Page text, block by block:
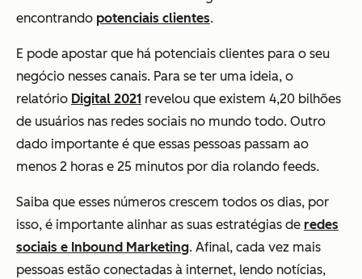
encontrando potenciais clientes.
E pode apostar que há potenciais clientes para o seu
negócio nesses canais. Para se ter uma ideia, o
relatório Digital 2021 revelou que existem 4,20 bilhões
de usuários nas redes sociais no mundo todo. Outro
dado importante é que essas pessoas passam ao
menos 2 horas e 25 minutos por dia rolando feeds.
Saiba que esses números crescem todos os dias, por
isso, é importante alinhar as suas estratégias de redes
sociais e Inbound Marketing. Afinal, cada vez mais
pessoas estão conectadas à internet, lendo notícias,